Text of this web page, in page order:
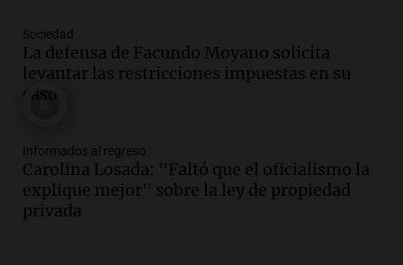
controvertidos
Panorama Federal
Episodios
Audio.
Panorama Federal
Episodios
Audio.
Estados Unidos advierte sobre
Sociedad
La defensa de Facundo Moyano solicita
levantar las restricciones impuestas en su
caso
Informados al regreso
Carolina Losada: "Faltó que el oficialismo la
explique mejor" sobre la ley de propiedad
privada